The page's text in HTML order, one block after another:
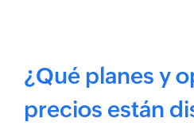
¿Qué planes y
precios están